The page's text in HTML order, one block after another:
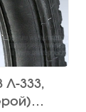
Л-333,